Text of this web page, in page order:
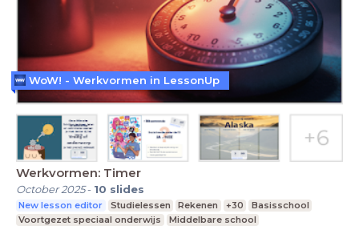
Werkvormen: Timer
October 2025- 10 slides
New lesson editor Studielessen Rekenen +30
Basisschool
Voortgezet speciaal onderwijs
Middelbare school
WoW! - Werkvormen in LessonUp